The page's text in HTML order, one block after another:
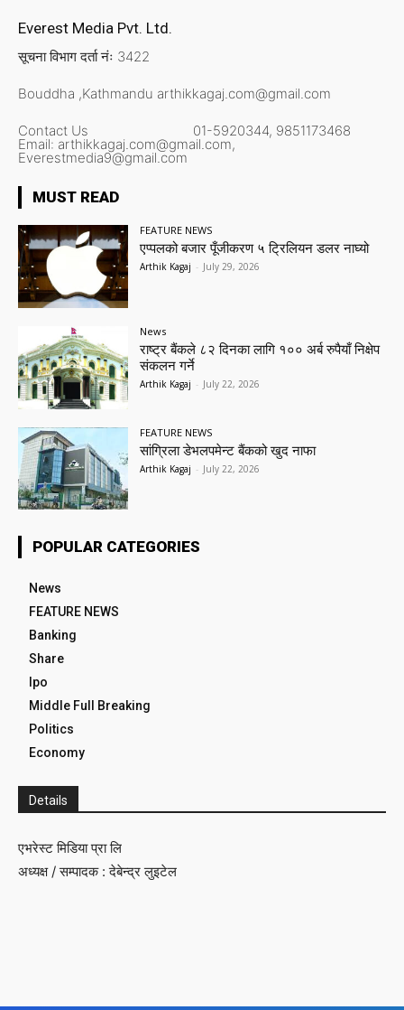
Everest Media Pvt. Ltd.
सूचना विभाग दर्ता नंः 3422
Bouddha ,Kathmandu arthikkagaj.com@gmail.com
Contact Us 01-5920344, 9851173468
Email: arthikkagaj.com@gmail.com,
Everestmedia9@gmail.com
MUST READ
FEATURE NEWS
एप्पलको बजार पूँजीकरण ५ ट्रिलियन डलर नाघ्यो
Arthik Kagaj - July 29, 2026
News
राष्ट्र बैंकले ८२ दिनका लागि १०० अर्ब रुपैयाँ निक्षेप
संकलन गर्ने
Arthik Kagaj - July 22, 2026
FEATURE NEWS
सांग्रिला डेभलपमेन्ट बैंकको खुद नाफा
Arthik Kagaj - July 22, 2026
POPULAR CATEGORIES
News
FEATURE NEWS
Banking
Share
Ipo
Middle Full Breaking
Politics
Economy
Details
एभरेस्ट मिडिया प्रा लि
अध्यक्ष / सम्पादक : देबेन्द्र लुइटेल